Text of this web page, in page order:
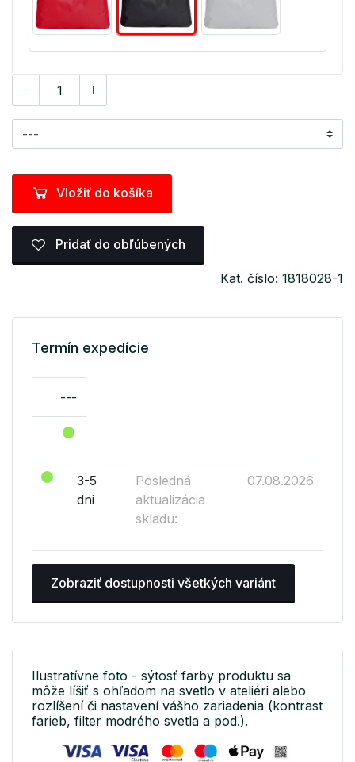
Vložiť do košíka
Pridať do obľúbených
Kat. číslo: 1818028-1
Termín expedície
---
3-5
dni
Posledná
aktualizácia
skladu:
07.08.2026
Zobraziť dostupnosti všetkých variánt
Ilustratívne foto - sýtosť farby produktu sa
môže líšiť s ohľadom na svetlo v ateliéri alebo
rozlíšení či nastavení vášho zariadenia (kontrast
farieb, filter modrého svetla a pod.).